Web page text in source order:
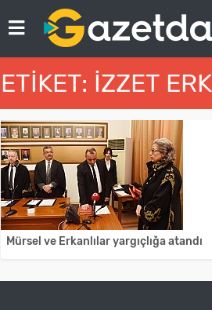
ETIKET: İZZET
Mürsel ve Erkanlılar yargıçlığa atandı